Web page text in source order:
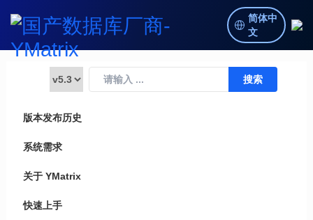
简体中
文
版本发布历史
系统需求
关于 YMatrix
快速上手